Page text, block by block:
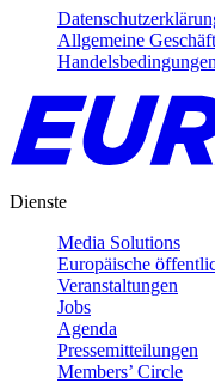
Allgemeine
Handelsbedingungen
Dienste
Media Solutions
Europäische
Veranstaltungen
Jobs
Agenda
Pressemitteilungen
Members’ Circle